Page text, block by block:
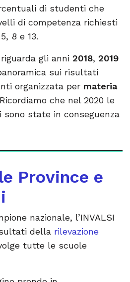
di studenti che
di competenza richiesti
8 e 13.
riguarda gli anni 2018, 2019
sui risultati
organizzata per materia
che nel 2020 le
sono state in conseguenza
Province e
nazionale, l’INVALSI
della rilevazione
tutte le scuole